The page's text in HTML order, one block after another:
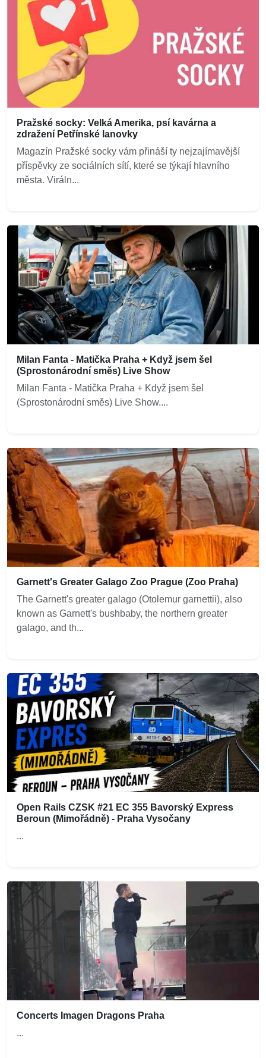
Pražské socky: Velká Amerika, psí kavárna a
zdražení Petřínské lanovky
Magazín Pražské socky vám přináší ty nejzajímavější
příspěvky ze sociálních sítí, které se týkají hlavního
města. Viráln...
Milan Fanta - Matička Praha + Když jsem šel
(Sprostonárodní směs) Live Show
Milan Fanta - Matička Praha + Když jsem šel
(Sprostonárodní směs) Live Show....
Garnett's Greater Galago Zoo Prague (Zoo Praha)
The Garnett's greater galago (Otolemur garnettii), also
known as Garnett's bushbaby, the northern greater
galago, and th...
Open Rails CZSK #21 EC 355 Bavorský Express
Beroun (Mimořádně) - Praha Vysočany
...
Concerts Imagen Dragons Praha
...